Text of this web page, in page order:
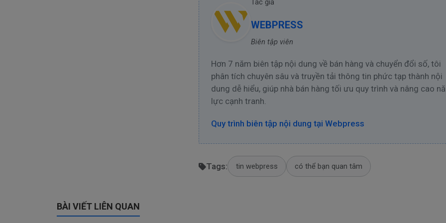
Tác giả
WEBPRESS
Biên tập viên
Hơn 7 năm biên tập nội dung về bán hàng và chuyển đổi số, tôi
phân tích chuyên sâu và truyền tải thông tin phức tạp thành nội
dung dễ hiểu, giúp nhà bán hàng tối ưu quy trình và nâng cao
lực cạnh tranh.
Quy trình biên tập nội dung tại Webpress
Tags: tin webpress có thể bạn quan tâm
BÀI VIẾT LIÊN QUAN